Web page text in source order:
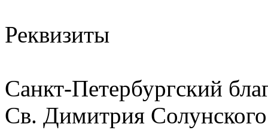
Реквизиты
Санкт-Петербургский
Св. Димитрия